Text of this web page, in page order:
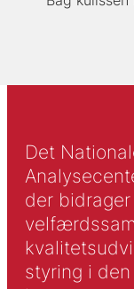
Det
der
styring i